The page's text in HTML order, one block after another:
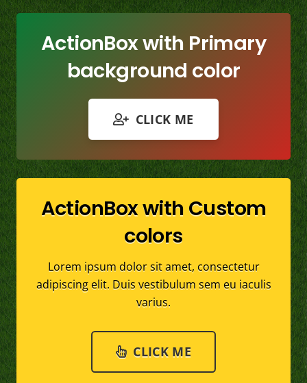
ActionBox with Primary
background color
CLICK ME
ActionBox with Custom
colors
Lorem ipsum dolor sit amet, consectetur
adipiscing elit. Duis vestibulum sem eu iaculis
varius.
CLICK ME